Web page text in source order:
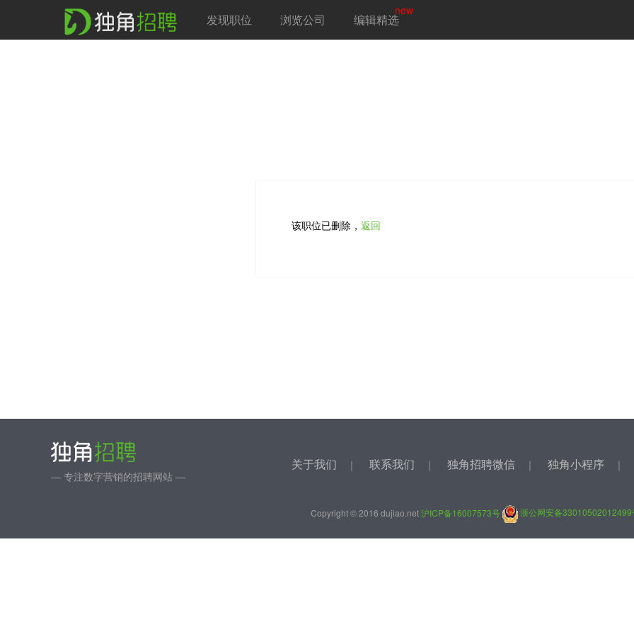
发现职位 浏览公司 编辑精选
new
该职位已删除， 返回
— 专注数字营销的招聘网站 —
关于我们 ｜ 联系我们 ｜ 独角招聘微信 ｜ 独角小程序 ｜
Copyright © 2016 dujiao.net沪ICP备16007573号 浙公网安备33010502012499